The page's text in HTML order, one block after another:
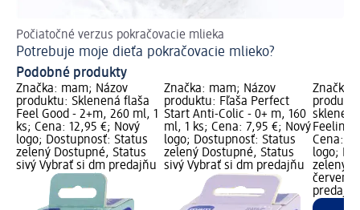
Počiatočné verzus pokračovacie mlieka
Potrebuje moje dieťa pokračovacie mlieko?
Podobné produkty
Značka: mam; Názov
produktu: Sklenená flaša
Feel Good - 2+m, 260 ml, 1
ks; Cena: 12,95 €; Nový
logo; Dostupnosť: Status
zelený Dostupné, Status
sivý Vybrať si dm predajňu
Značka: mam; Názov
produktu: Fľaša Perfect
Start Anti-Colic - 0+ m, 160
ml, 1 ks; Cena: 7,95 €; Nový
logo; Dostupnosť: Status
zelený Dostupné, Status
sivý Vybrať si dm predajňu
Značka:
Feeling,
Cena:
logo;
zelený
červený
predajne